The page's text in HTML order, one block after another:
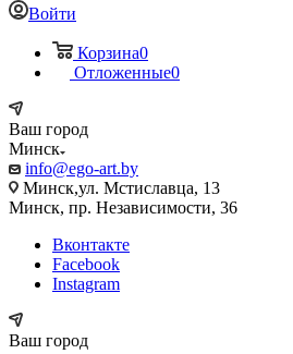
Войти
Корзина0
Отложенные0
Ваш город
Минск
info@ego-art.by
Минск,ул. Мстиславца, 13
Минск, пр. Независимости, 36
Вконтакте
Facebook
Instagram
Ваш город